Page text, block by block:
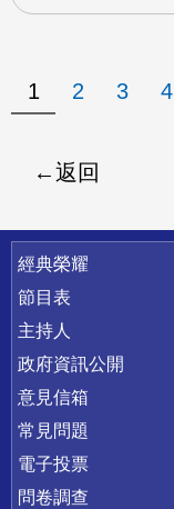
1 2 3 4
返回
快速連結
經典榮耀
節目表
主持人
政府資訊公開
意見信箱
常見問題
電子投票
問卷調查